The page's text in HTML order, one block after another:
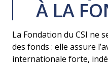
À LA
La Fondation du CSI ne
des fonds : elle assure
internationale forte,